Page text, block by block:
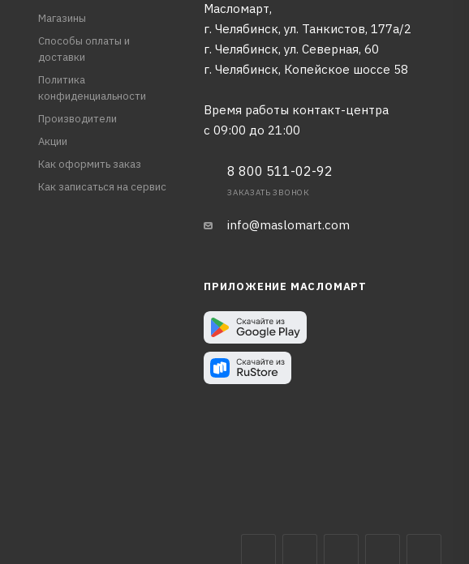
Магазины
Способы оплаты и
доставки
Политика
конфиденциальности
Производители
Акции
Как оформить заказ
Как записаться на сервис
Масломарт,
г. Челябинск, ул. Танкистов, 177а/2
г. Челябинск, ул. Северная, 60
г. Челябинск, Копейское шоссе 58
Время работы контакт-центра
с 09:00 до 21:00
8 800 511-02-92
ЗАКАЗАТЬ ЗВОНОК
info@maslomart.com
ПРИЛОЖЕНИЕ МАСЛОМАРТ